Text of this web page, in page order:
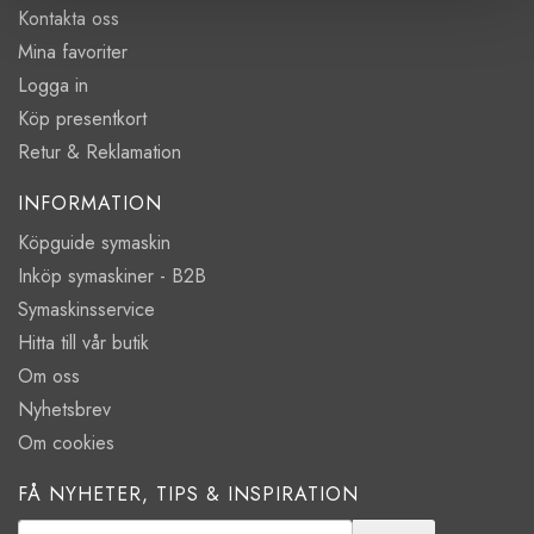
Kontakta oss
Mina favoriter
Logga in
Köp presentkort
Retur & Reklamation
INFORMATION
Köpguide symaskin
Inköp symaskiner - B2B
Symaskinsservice
Hitta till vår butik
Om oss
Nyhetsbrev
Om cookies
FÅ NYHETER, TIPS & INSPIRATION